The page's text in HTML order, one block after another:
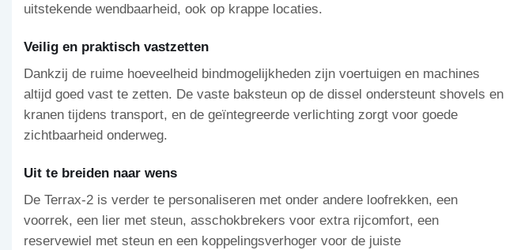
uitstekende wendbaarheid, ook op krappe locaties.
Veilig en praktisch vastzetten
Dankzij de ruime hoeveelheid bindmogelijkheden zijn voertuigen en machines
altijd goed vast te zetten. De vaste baksteun op de dissel ondersteunt shovels en
kranen tijdens transport, en de geïntegreerde verlichting zorgt voor goede
zichtbaarheid onderweg.
Uit te breiden naar wens
De Terrax-2 is verder te personaliseren met onder andere loofrekken, een
voorrek, een lier met steun, asschokbrekers voor extra rijcomfort, een
reservewiel met steun en een koppelingsverhoger voor de juiste